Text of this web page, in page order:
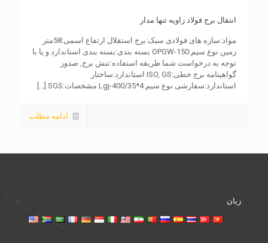
انتقال برج فولاد زاویه تنها مدار
مواد:سازه های فولادی سبک:برج استقلال ارتفاع اسمی:58متر
زمین نوع سیم:OPGW-150 بسته بندی:بسته بندی استاندارد و یا با
توجه به درخواست شما طریقه استفاده:تنش برج, صدور
گواهینامه برج خطی:ISO, GS استاندارد:ساختار
استاندارد:سفارشی نوع سیم:4*Lgj-400/35 مشخصات:SGS
[...]
ادامه مطلب
زبان